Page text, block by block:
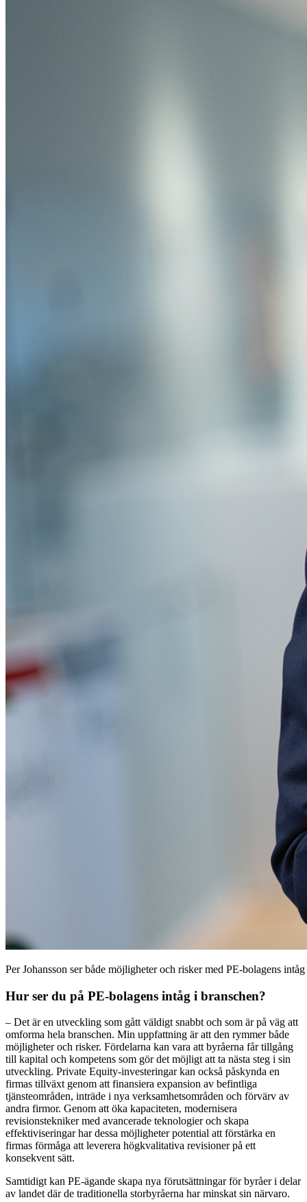
Per Johansson ser både möjligheter och risker med PE-bolagens
Hur ser du på PE-bolagens intåg i branschen?
– Det är en utveckling som gått väldigt snabbt och som är på väg att
omforma hela branschen. Min uppfattning är att den rymmer både
möjligheter och risker. Fördelarna kan vara att byråerna får tillgång
till kapital och kompetens som gör det möjligt att ta nästa steg i sin
utveckling. Private Equity-investeringar kan också påskynda en
firmas tillväxt genom att finansiera expansion av befintliga
tjänsteområden, inträde i nya verksamhetsområden och förvärv av
andra firmor. Genom att öka kapaciteten, modernisera
revisionstekniker med avancerade teknologier och skapa
effektiviseringar har dessa möjligheter potential att förstärka en
firmas förmåga att leverera högkvalitativa revisioner på ett
konsekvent sätt.
Samtidigt kan PE‑ägande skapa nya förutsättningar för byråer i delar
av landet där de traditionella storbyråerna har minskat sin närvaro.